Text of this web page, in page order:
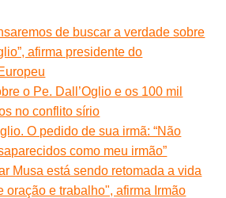
de buscar a verdade sobre
afirma presidente do
o Pe. Dall’Oglio e os 100 mil
no conflito sírio
O pedido de sua irmã: “Não
como meu irmão”
Musa está sendo retomada a vida
oração e trabalho", afirma Irmão